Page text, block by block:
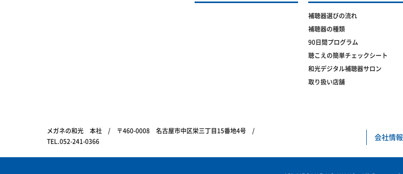
補聴器選びの流れ
補聴器の種類
90日間プログラム
聴こえの簡単チェックシート
和光デジタル補聴器サロン
取り扱い店舗
メガネの和光 本社 / 〒460-0008 名古屋市中区栄三丁目15番地4号 /
TEL.052-241-0366
会社情報